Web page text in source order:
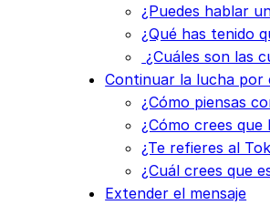
¿Puedes hablar
¿Qué has tenido
¿Cuáles son las
Continuar la lucha por
¿Cómo piensas
¿Cómo crees
¿Te refieres al
¿Cuál crees que
Extender el mensaje